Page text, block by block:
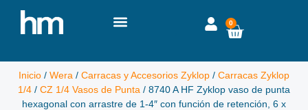
0
Inicio / Wera / Carracas y Accesorios Zyklop / Carracas Zyklop
1/4 / CZ 1/4 Vasos de Punta / 8740 A HF Zyklop vaso de punta
hexagonal con arrastre de 1-4″ con función de retención, 6 x